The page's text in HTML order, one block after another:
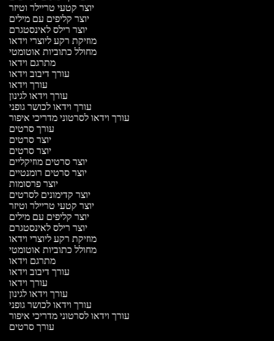
יוצר קטעי טריילר וטיזר
יוצר קליפים עם מילים
יוצר רילס לאינסטגרם
מוזיקת רקע ליוצרי וידאו
מחולל כתוביות אוטומטי
מתרגם וידאו
עורך דיבוב וידאו
עורך וידאו
עורך וידאו לגינון
עורך וידאו לכושר גופני
עורך וידאו לסרטוני מדריכי איפור
עורך סרטים
יוצר סרטים
יוצר סרטים
יוצר סרטים מוזיקליים
יוצר סרטים רומנטיים
יוצר פרסומות
יוצר קדימונים לסרטים
יוצר קטעי טריילר וטיזר
יוצר קליפים עם מילים
יוצר רילס לאינסטגרם
מוזיקת רקע ליוצרי וידאו
מחולל כתוביות אוטומטי
מתרגם וידאו
עורך דיבוב וידאו
עורך וידאו
עורך וידאו לגינון
עורך וידאו לכושר גופני
עורך וידאו לסרטוני מדריכי איפור
עורך סרטים